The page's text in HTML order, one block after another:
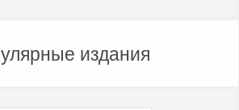
издания